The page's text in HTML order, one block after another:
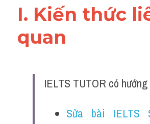
Task 1
I. Kiến thức
quan
IELTS TUTOR có hướng
Sửa bài IELTS